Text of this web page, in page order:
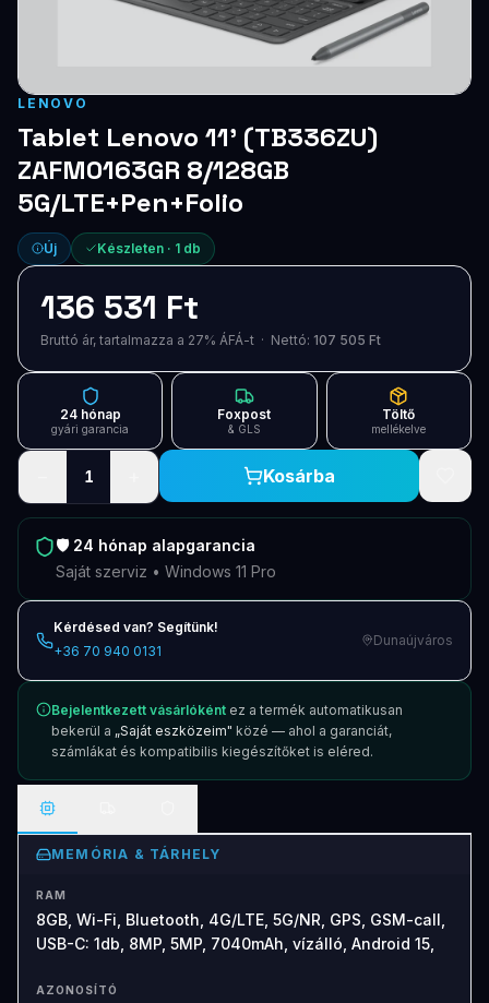
Támogatás
Új termékek ÚJ
LENOVO
Tablet Lenovo 11' (TB336ZU)
ZAFM0163GR 8/128GB
5G/LTE+Pen+Folio
Új Készleten · 1 db
136 531 Ft
Bruttó ár, tartalmazza a 27% ÁFÁ-t · Nettó: 107 505 Ft
24 hónap
gyári garancia
Foxpost
& GLS
Töltő
mellékelve
1 Kosárba
🛡️ 24 hónap alapgarancia
Saját szerviz • Windows 11 Pro
Kérdésed van? Segítünk!
+36 70 940 0131
Dunaújváros
Bejelentkezett vásárlóként ez a termék automatikusan
bekerül a „Saját eszközeim" közé — ahol a garanciát,
számlákat és kompatibilis kiegészítőket is eléred.
MEMÓRIA & TÁRHELY
RAM
8GB, Wi-Fi, Bluetooth, 4G/LTE, 5G/NR, GPS, GSM-call,
USB-C: 1db, 8MP, 5MP, 7040mAh, vízálló, Android 15,
AZONOSÍTÓ